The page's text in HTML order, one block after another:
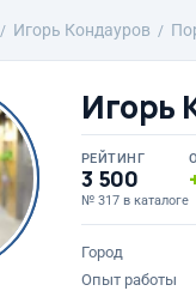
Игорь Кондауров
Игорь
РЕЙТИНГ
3 500
№ 317 в каталоге
Город
Опыт работы